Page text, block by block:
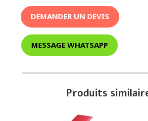
DEMANDER UN DEVIS
MESSAGE WHATSAPP
Produits